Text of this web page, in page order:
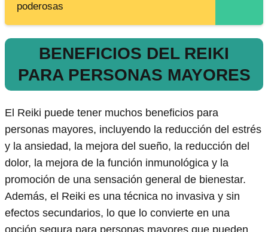
poderosas
BENEFICIOS DEL REIKI
PARA PERSONAS MAYORES
El Reiki puede tener muchos beneficios para
personas mayores, incluyendo la reducción del estrés
y la ansiedad, la mejora del sueño, la reducción del
dolor, la mejora de la función inmunológica y la
promoción de una sensación general de bienestar.
Además, el Reiki es una técnica no invasiva y sin
efectos secundarios, lo que lo convierte en una